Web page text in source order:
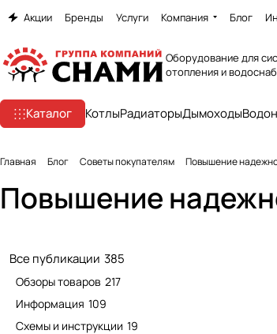
Акции Бренды Услуги Компания Блог
Оборудование для
отопления и
Каталог КотлыРадиаторыДымоходы
Главная Блог Советы покупателям Повышение
Повышение
Все публикации 385
Обзоры товаров 217
Информация 109
Схемы и инструкции 19